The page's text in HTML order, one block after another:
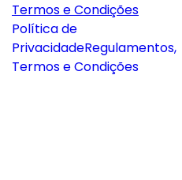
Termos e Condições
Política de
PrivacidadeRegulamentos,
Termos e Condições